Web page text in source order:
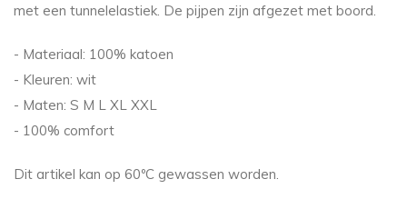
met een tunnelelastiek. De pijpen zijn afgezet met boord.
- Materiaal: 100% katoen
- Kleuren: wit
- Maten: S M L XL XXL
- 100% comfort
Dit artikel kan op 60ºC gewassen worden.